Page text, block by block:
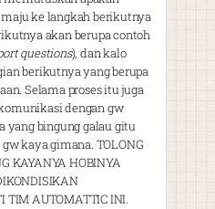
ke langkah berikutnya
akan berupa contoh
questions), dan kalo
berikutnya yang berupa
Selama proses itu juga
dengan gw
yang bingung galau gitu
kaya gimana. TOLONG
KAYANYA HOBINYA
TIM AUTOMATTIC INI.